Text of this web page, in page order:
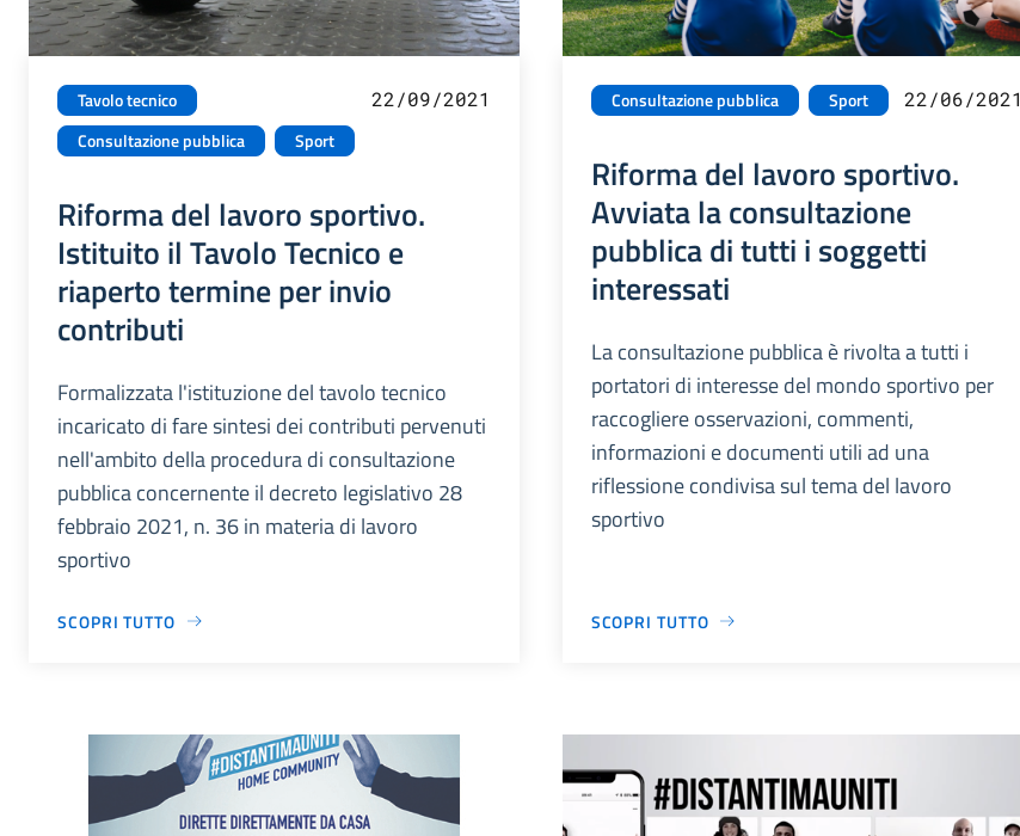
Tavolo tecnico
Consultazione pubblica
Sport
22/09/2021
Riforma del lavoro sportivo.
Istituito il Tavolo Tecnico e
riaperto termine per invio
contributi
Formalizzata l'istituzione del tavolo tecnico
incaricato di fare sintesi dei contributi pervenuti
nell'ambito della procedura di consultazione
pubblica concernente il decreto legislativo 28
febbraio 2021, n. 36 in materia di lavoro
sportivo
SCOPRI TUTTO
Consultazione pubblica Sport 22/06/2021
Riforma del lavoro sportivo.
Avviata la consultazione
pubblica di tutti i soggetti
interessati
La consultazione pubblica è rivolta a tutti i
portatori di interesse del mondo sportivo per
raccogliere osservazioni, commenti,
informazioni e documenti utili ad una
riflessione condivisa sul tema del lavoro
sportivo
SCOPRI TUTTO